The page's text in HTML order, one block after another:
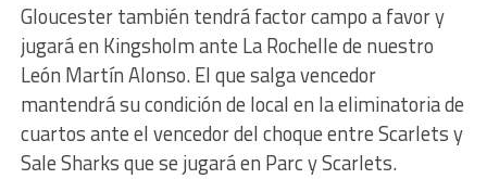
Gloucester también tendrá factor campo a favor y
jugará en Kingsholm ante La Rochelle de nuestro
León Martín Alonso. El que salga vencedor
mantendrá su condición de local en la eliminatoria de
cuartos ante el vencedor del choque entre Scarlets y
Sale Sharks que se jugará en Parc y Scarlets.